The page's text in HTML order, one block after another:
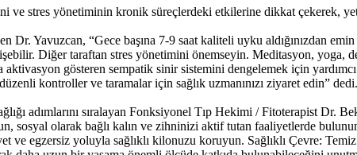
ve stres yönetiminin kronik süreçlerdeki etkilerine dikkat çekerek,
Yavuzcan, “Gece başına 7-9 saat kaliteli uyku aldığınızdan
Diğer taraftan stres yönetimini önemseyin. Meditasyon, yoga,
gösteren sempatik sinir sistemini dengelemek için
kontroller ve taramalar için sağlık uzmanınızı ziyaret edin” dedi.
adımlarını sıralayan Fonksiyonel Tıp Hekimi / Fitoterapist
sosyal olarak bağlı kalın ve zihninizi aktif tutan faaliyetlerde
ve egzersiz yoluyla sağlıklı kilonuzu koruyun. Sağlıklı Çevre: